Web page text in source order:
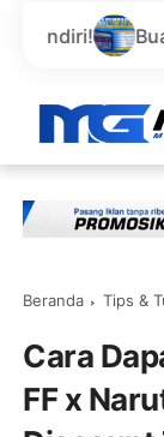
Website Top
Beranda Tips &
Cara
FF x